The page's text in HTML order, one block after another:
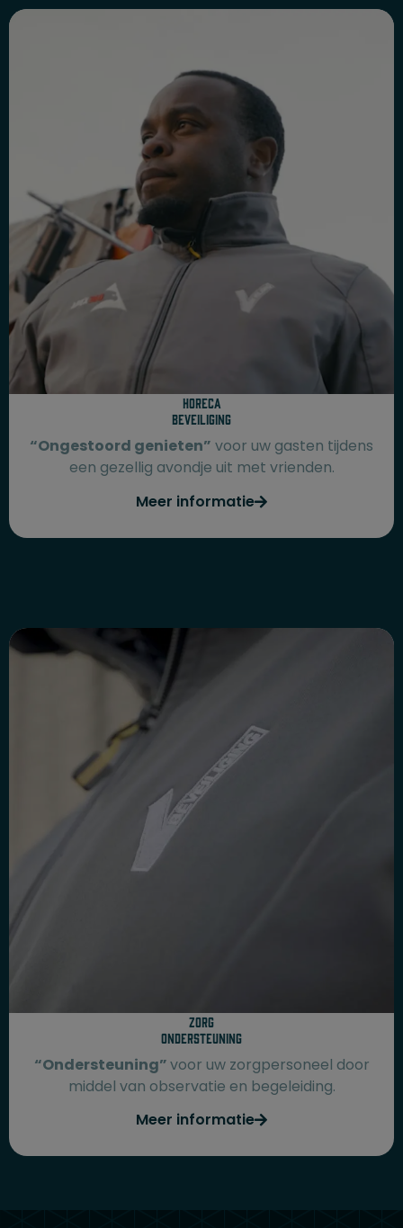
Horeca
beveiliging
“Ongestoord genieten” voor uw gasten tijdens
een gezellig avondje uit met vrienden.
Meer informatie
Zorg
Ondersteuning
“Ondersteuning”voor uw zorgpersoneel door
middel van observatie en begeleiding.
Meer informatie